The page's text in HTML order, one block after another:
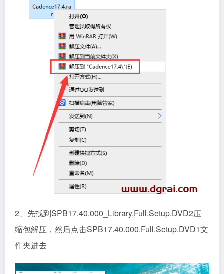
2、先找到SPB17.40.000_Library.Full.Setup.DVD2压
缩包解压，然后点击SPB17.40.000.Full.Setup.DVD1文
件夹进去